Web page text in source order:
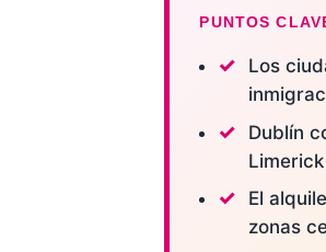
PUNTOS
Los
Dublín
El
zonas